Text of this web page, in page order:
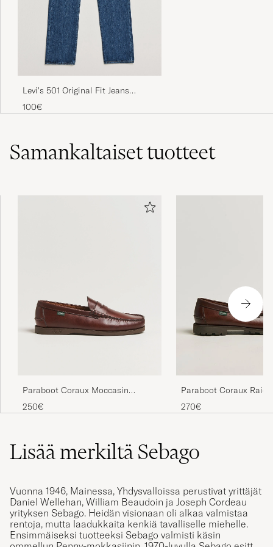
Små i størrelsen
HANS M
OSTETTU OSOITTEESSA CAREOFCARL.NO
De var kjempefine og veldig rask levering.
Men, dessverre så var de får små.
Levi's 501 Original Fit Jeans
Stonewash
100€
Samankaltaisettuotteet
Paraboot Coraux Moccasin
America
250€
Paraboot Coraux Raid
America
270€
Lisää merkiltä Sebago
Vuonna 1946, Mainessa, Yhdysvalloissa perustivat yrittäjät
Daniel Wellehan, William Beaudoin ja Joseph Cordeau
yrityksen Sebago. Heidän visionaan oli alkaa valmistaa
rentoja, mutta laadukkaita kenkiä tavalliselle miehelle.
Ensimmäiseksi tuotteeksi Sebago valmisti käsin